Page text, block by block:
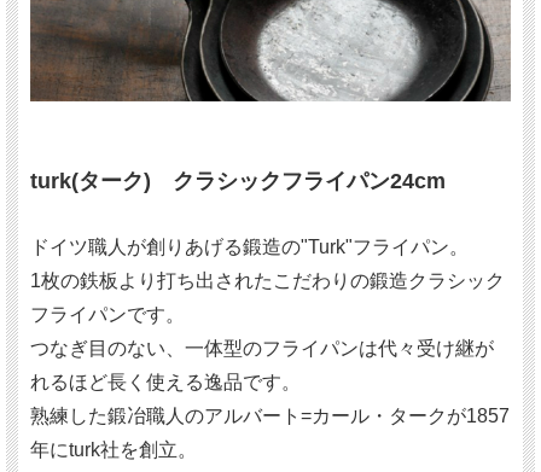
turk(ターク) クラシックフライパン24cm
ドイツ職人が創りあげる鍛造の"Turk"フライパン。
1枚の鉄板より打ち出されたこだわりの鍛造クラシック
フライパンです。
つなぎ目のない、一体型のフライパンは代々受け継が
れるほど長く使える逸品です。
熟練した鍛冶職人のアルバート=カール・タークが1857
年にturk社を創立。